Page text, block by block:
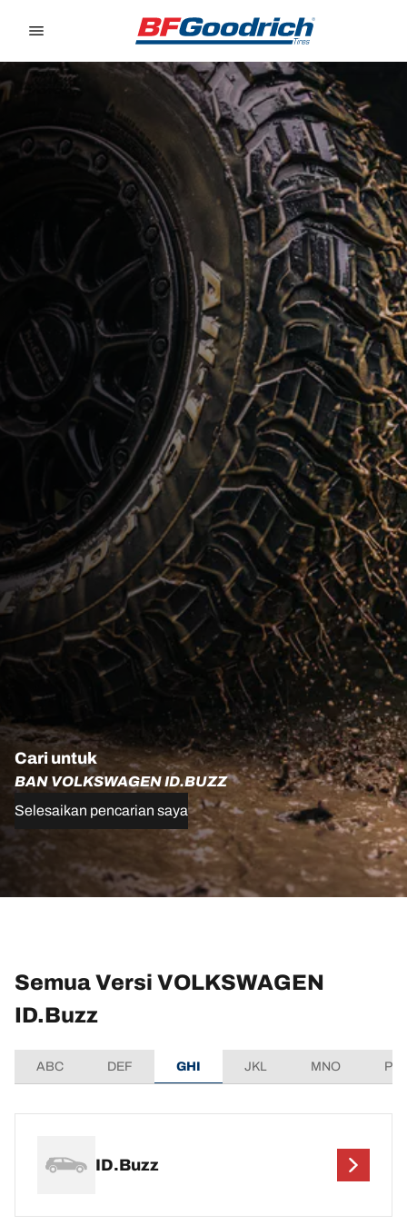
Cari untuk
BAN VOLKSWAGEN ID.BUZZ
Selesaikan pencarian saya
Semua Versi VOLKSWAGEN
ID.Buzz
ABC DEF GHI JKL MNO
ID.Buzz